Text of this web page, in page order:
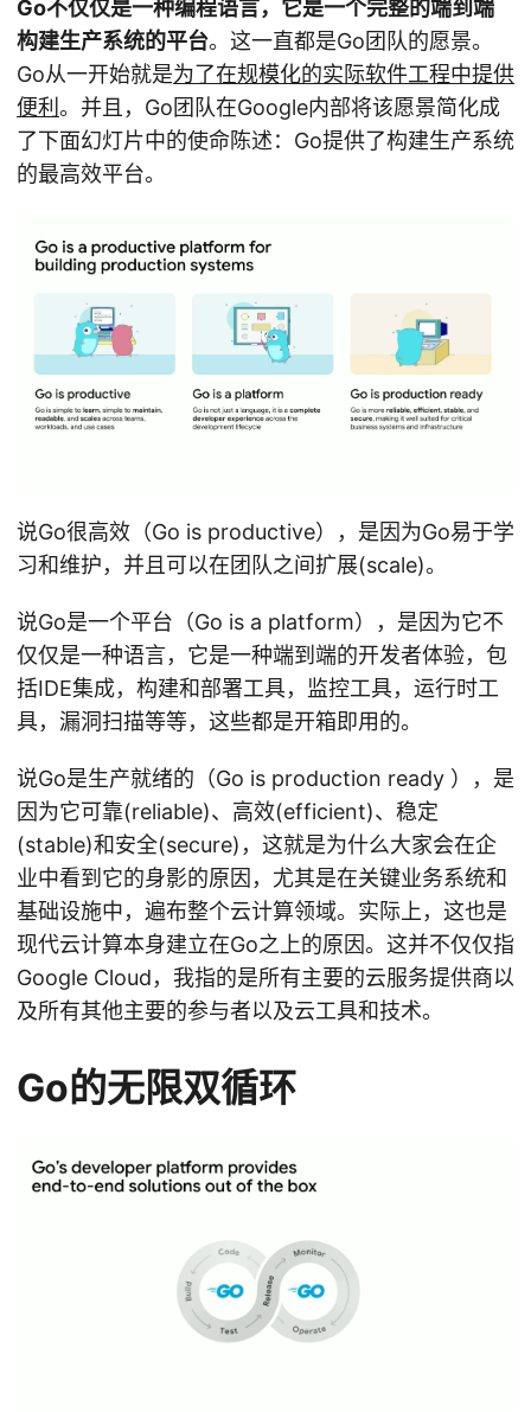
Go不仅仅是一种编程语言，它是一个完整的端到端
构建生产系统的平台。这一直都是Go团队的愿景。
Go从一开始就是为了在规模化的实际软件工程中提供
便利 。并且，Go团队在Google内部将该愿景简化成
了下面幻灯片中的使命陈述：Go提供了构建生产系统
的最高效平台。
说Go很高效（Go is productive），是因为Go易于学
习和维护，并且可以在团队之间扩展(scale)。
说Go是一个平台（Go is a platform），是因为它不
仅仅是一种语言，它是一种端到端的开发者体验，包
括IDE集成，构建和部署工具，监控工具，运行时工
具，漏洞扫描等等，这些都是开箱即用的。
说Go是生产就绪的（Go is production ready ），是
因为它可靠(reliable)、高效(efficient)、稳定
(stable)和安全(secure)，这就是为什么大家会在企
业中看到它的身影的原因，尤其是在关键业务系统和
基础设施中，遍布整个云计算领域。实际上，这也是
现代云计算本身建立在Go之上的原因。这并不仅仅指
Google Cloud，我指的是所有主要的云服务提供商以
及所有其他主要的参与者以及云工具和技术。
Go的无限双循环